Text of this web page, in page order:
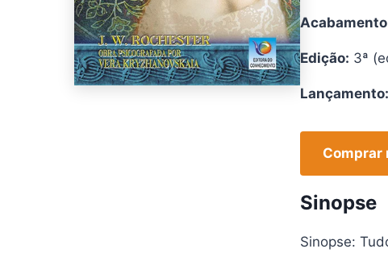
Edição: 3ª
Lançamento:
Comprar
Sinopse
Sinopse: